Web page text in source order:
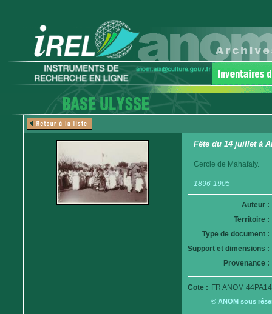
Fête du 14 juillet à
Cercle de Mahafaly.
1896-1905
Auteur :
Territoire :
Type de document :
Support et dimensions :
Provenance :
Cote : FR ANOM
© ANOM sous